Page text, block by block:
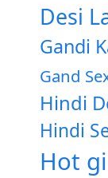
Desi
Gandi
Gand
Hindi
Hindi
Hot